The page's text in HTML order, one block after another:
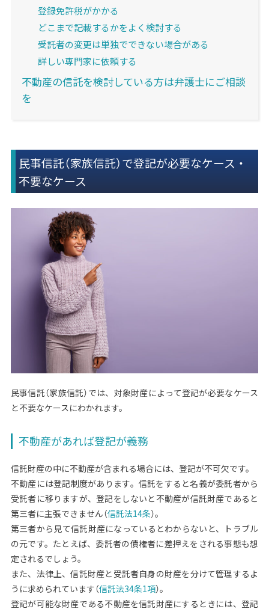
登録免許税がかかる
どこまで記載するかをよく検討する
受託者の変更は単独でできない場合がある
詳しい専門家に依頼する
不動産の信託を検討している方は弁護士にご相談
を
民事信託（家族信託）で登記が必要なケース・
不要なケース
民事信託（家族信託）では、対象財産によって登記が必要なケース
と不要なケースにわかれます。
不動産があれば登記が義務
信託財産の中に不動産が含まれる場合には、登記が不可欠です。
不動産には登記制度があります。信託をすると名義が委託者から
受託者に移りますが、登記をしないと不動産が信託財産であると
第三者に主張できません（信託法14条）。
第三者から見て信託財産になっているとわからないと、トラブル
の元です。たとえば、委託者の債権者に差押えをされる事態も想
定されるでしょう。
また、法律上、信託財産と受託者自身の財産を分けて管理するよ
うに求められています（信託法34条1項）。
登記が可能な財産である不動産を信託財産にするときには、登記